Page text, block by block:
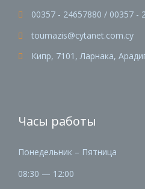
 00357 - 24657880 / 00357 -
 toumazis@cytanet.com.cy
 Кипр, 7101, Ларнака,
Часы работы
Понедельник – Пятница
08:30 — 12:00